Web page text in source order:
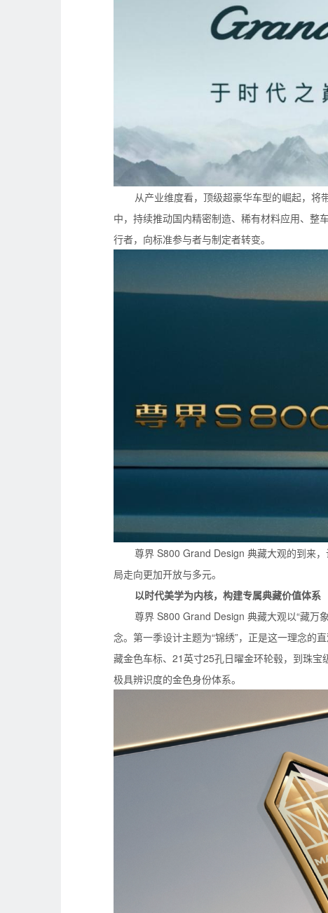
从产业维度看，顶级超豪华车型的崛起，
中，持续推动国内精密制造、稀有材料应用、整
行者，向标准参与者与制定者转变。
尊界 S800 Grand Design 典藏大观的到来
局走向更加开放与多元。
以时代美学为内核，构建专属典藏价值体系
尊界 S800 Grand Design 典藏大观以“藏万
念。第一季设计主题为“锦绣”，正是这一理念的
藏金色车标、21英寸25孔日曜金环轮毂，到珠
极具辨识度的金色身份体系。